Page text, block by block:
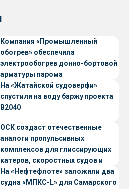
Компания «Промышленный
обогрев» обеспечила
электрообогрев донно-бортовой
арматуры парома
«Петропавловск» проекта CNF22
На «Жатайской судоверфи»
спустили на воду баржу проекта
В2040
ОСК создаст отечественные
аналоги пропульсивных
комплексов для глиссирующих
катеров, скоростных судов и
судов с малой осадкой
На «Нефтефлоте» заложили два
судна «МПКС-L» для Самарского